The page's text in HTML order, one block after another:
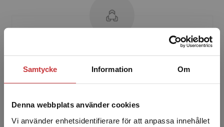
Samtycke Information Om
Denna webbplats använder cookies
Vi använder enhetsidentifierare för att anpassa innehållet
Eva Skult
universitet och forskar om sparandebeslut